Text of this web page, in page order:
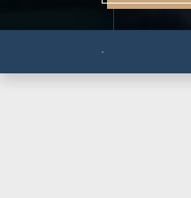
Chargement...